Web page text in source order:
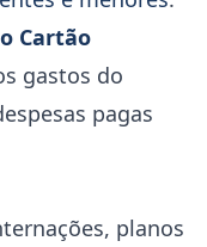
Cartão
gastos do
pagas
planos